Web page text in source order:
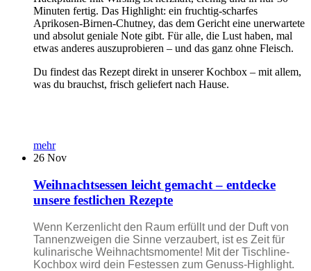
Minuten fertig. Das Highlight: ein fruchtig-scharfes
Aprikosen-Birnen-Chutney, das dem Gericht eine unerwartete
und absolut geniale Note gibt. Für alle, die Lust haben, mal
etwas anderes auszuprobieren – und das ganz ohne Fleisch.
Du findest das Rezept direkt in unserer Kochbox – mit allem,
was du brauchst, frisch geliefert nach Hause.
mehr
26 Nov
Weihnachtsessen leicht gemacht – entdecke
unsere festlichen Rezepte
Wenn Kerzenlicht den Raum erfüllt und der Duft von
Tannenzweigen die Sinne verzaubert, ist es Zeit für
kulinarische Weihnachtsmomente! Mit der Tischline-
Kochbox wird dein Festessen zum Genuss-Highlight.